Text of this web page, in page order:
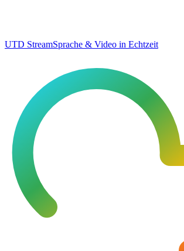
UTD StreamSprache & Video in Echtzeit